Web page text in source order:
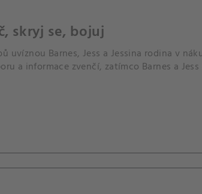
skryj se, bojuj
uvíznou Barnes, Jess a Jessina rodina v
a informace zvenčí, zatímco Barnes a